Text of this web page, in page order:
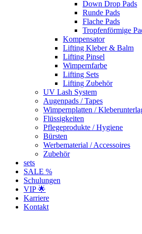
Down Drop Pads
Runde Pads
Flache Pads
Tropfenförmige
Kompensator
Lifting Kleber & Balm
Lifting Pinsel
Wimpernfarbe
Lifting Sets
Lifting Zubehör
UV Lash System
Augenpads / Tapes
Wimpernplatten /
Flüssigkeiten
Pflegeprodukte / Hygiene
Bürsten
Werbematerial / Accessoires
Zubehör
sets
SALE %
Schulungen
VIP 🌟
Karriere
Kontakt